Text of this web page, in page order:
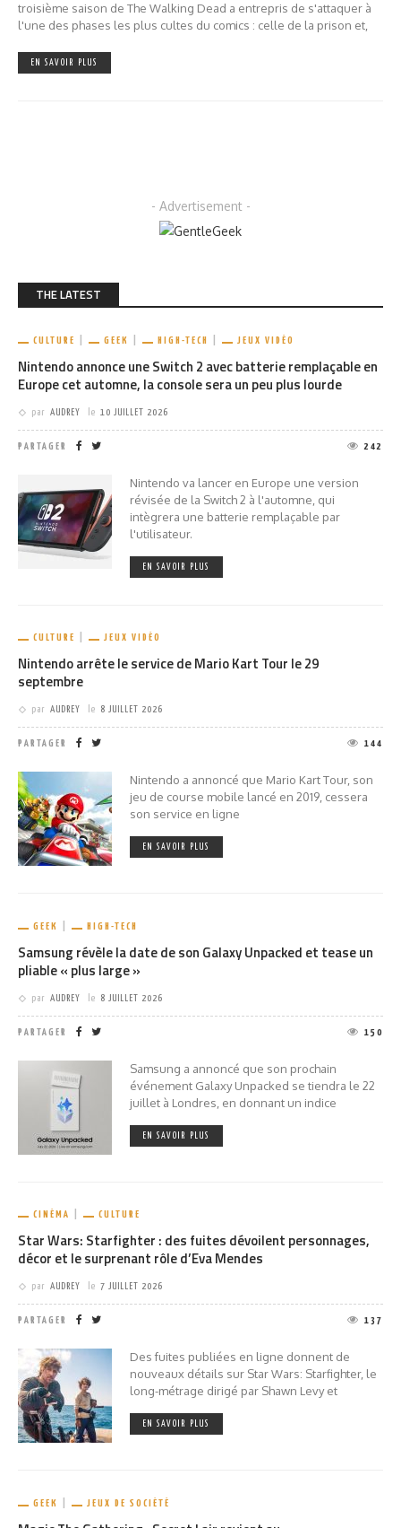
troisième saison de The Walking Dead a entrepris de s'attaquer à
l'une des phases les plus cultes du comics : celle de la prison et,
EN SAVOIR PLUS
- Advertisement -
THE LATEST
CULTURE GEEK HIGH-TECH JEUX VIDÉO
Nintendo annonce une Switch 2 avec batterie remplaçable en
Europe cet automne, la console sera un peu plus lourde
par AUDREY le 10 JUILLET 2026
PARTAGER 242
Nintendo va lancer en Europe une version
révisée de la Switch 2 à l'automne, qui
intègrera une batterie remplaçable par
l'utilisateur.
EN SAVOIR PLUS
CULTURE JEUX VIDÉO
Nintendo arrête le service de Mario Kart Tour le 29
septembre
par AUDREY le 8 JUILLET 2026
PARTAGER 144
Nintendo a annoncé que Mario Kart Tour, son
jeu de course mobile lancé en 2019, cessera
son service en ligne
EN SAVOIR PLUS
GEEK HIGH-TECH
Samsung révèle la date de son Galaxy Unpacked et tease un
pliable « plus large »
par AUDREY le 8 JUILLET 2026
PARTAGER 150
Samsung a annoncé que son prochain
événement Galaxy Unpacked se tiendra le 22
juillet à Londres, en donnant un indice
EN SAVOIR PLUS
CINÉMA CULTURE
Star Wars: Starfighter : des fuites dévoilent personnages,
décor et le surprenant rôle d’Eva Mendes
par AUDREY le 7 JUILLET 2026
PARTAGER 137
Des fuites publiées en ligne donnent de
nouveaux détails sur Star Wars: Starfighter, le
long-métrage dirigé par Shawn Levy et
EN SAVOIR PLUS
GEEK JEUX DE SOCIÉTÉ